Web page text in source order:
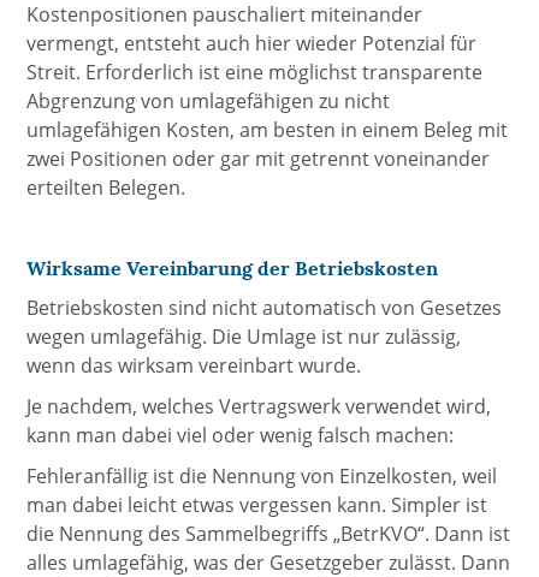
Kostenpositionen pauschaliert miteinander
vermengt, entsteht auch hier wieder Potenzial für
Streit. Erforderlich ist eine möglichst transparente
Abgrenzung von umlagefähigen zu nicht
umlagefähigen Kosten, am besten in einem Beleg mit
zwei Positionen oder gar mit getrennt voneinander
erteilten Belegen.
Wirksame Vereinbarung der Betriebskosten
Betriebskosten sind nicht automatisch von Gesetzes
wegen umlagefähig. Die Umlage ist nur zulässig,
wenn das wirksam vereinbart wurde.
Je nachdem, welches Vertragswerk verwendet wird,
kann man dabei viel oder wenig falsch machen:
Fehleranfällig ist die Nennung von Einzelkosten, weil
man dabei leicht etwas vergessen kann. Simpler ist
die Nennung des Sammelbegriffs „BetrKVO“. Dann ist
alles umlagefähig, was der Gesetzgeber zulässt. Dann